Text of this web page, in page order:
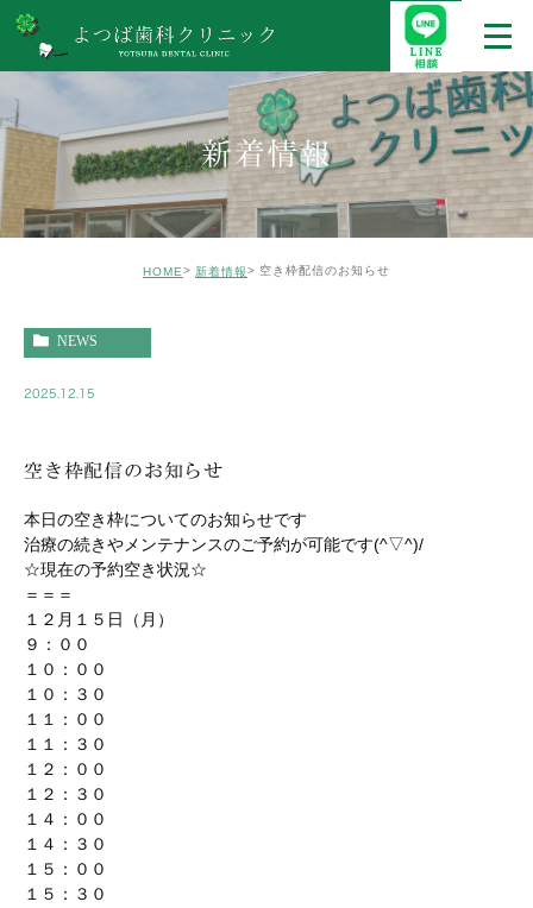
新着情報
HOME 新着情報 空き枠配信のお知らせ
NEWS
2025.12.15
空き枠配信のお知らせ
本日の空き枠についてのお知らせです
治療の続きやメンテナンスのご予約が可能です(^▽^)/
☆現在の予約空き状況☆
＝＝＝
１２月１５日（月）
９：００
１０：００
１０：３０
１１：００
１１：３０
１２：００
１２：３０
１４：００
１４：３０
１５：００
１５：３０